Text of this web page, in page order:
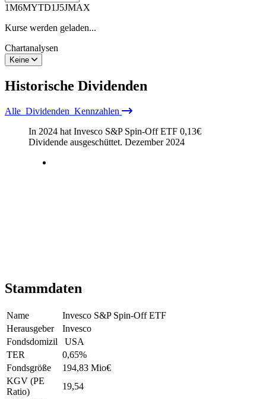
1M6MYTD1J5JMAX
Kurse werden geladen...
Chartanalysen
Keine
Historische Dividenden
Alle Dividenden Kennzahlen
In 2024 hat Invesco S&P Spin-Off ETF 0,13€
Dividende ausgeschüttet. Dezember 2024
Stammdaten
Name
Invesco S&P Spin-Off ETF
Herausgeber
Invesco
Fondsdomizil
USA
TER
0,65%
Fondsgröße
194,83 Mio€
KGV (PE
Ratio)
19,54